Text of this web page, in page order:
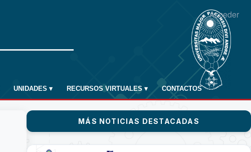
Acceder
UNIDADES ▾ RECURSOS VIRTUALES ▾ CONTACTOS
MÁS NOTICIAS DESTACADAS